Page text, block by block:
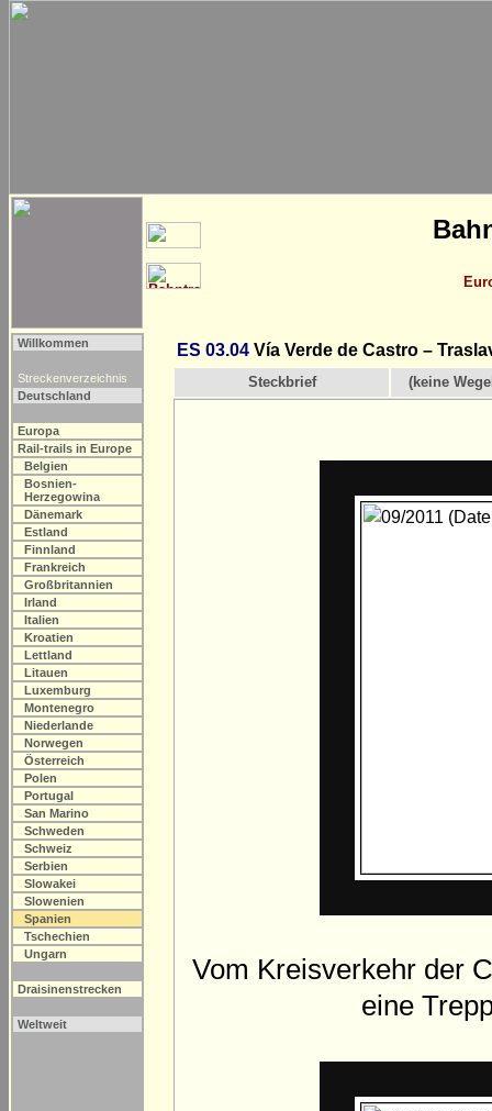
Willkommen
Streckenverzeichnis
Deutschland
Europa
Rail-trails in Europe
Belgien
Bosnien-
Herzegowina
Dänemark
Estland
Finnland
Frankreich
Großbritannien
Irland
Italien
Kroatien
Lettland
Litauen
Luxemburg
Montenegro
Niederlande
Norwegen
Österreich
Polen
Portugal
San Marino
Schweden
Schweiz
Serbien
Slowakei
Slowenien
Spanien
Tschechien
Ungarn
Draisinenstrecken
Weltweit
ES 03.04 Vía Verde de Castro –
Steckbrief (keine
Vom Kreisverkehr der
eine